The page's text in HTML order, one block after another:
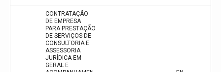
CONTRATAÇÃO
DE EMPRESA
PARA PRESTAÇÃO
DE SERVIÇOS DE
CONSULTORIA E
ASSESSORIA
JURÍDICA EM
GERAL E